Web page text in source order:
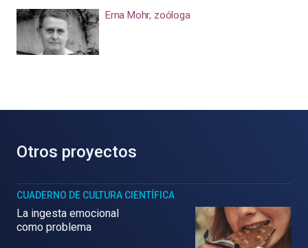
Erna Mohr, zoóloga
Otros proyectos
CUADERNO DE CULTURA CIENTÍFICA
La ingesta emocional
como problema